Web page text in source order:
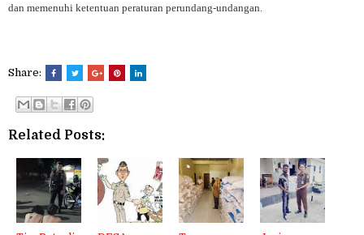
dan memenuhi ketentuan peraturan perundang-undangan.
Share:
Related Posts: